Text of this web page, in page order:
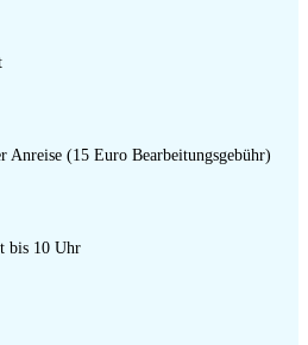
Anreise (15 Euro Bearbeitungsgebühr)
bis 10 Uhr